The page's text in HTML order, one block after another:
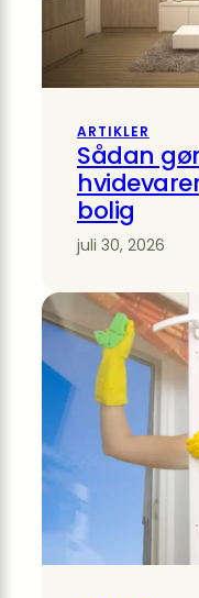
ARTIKLER
Sådan
bolig
juli 30, 2026